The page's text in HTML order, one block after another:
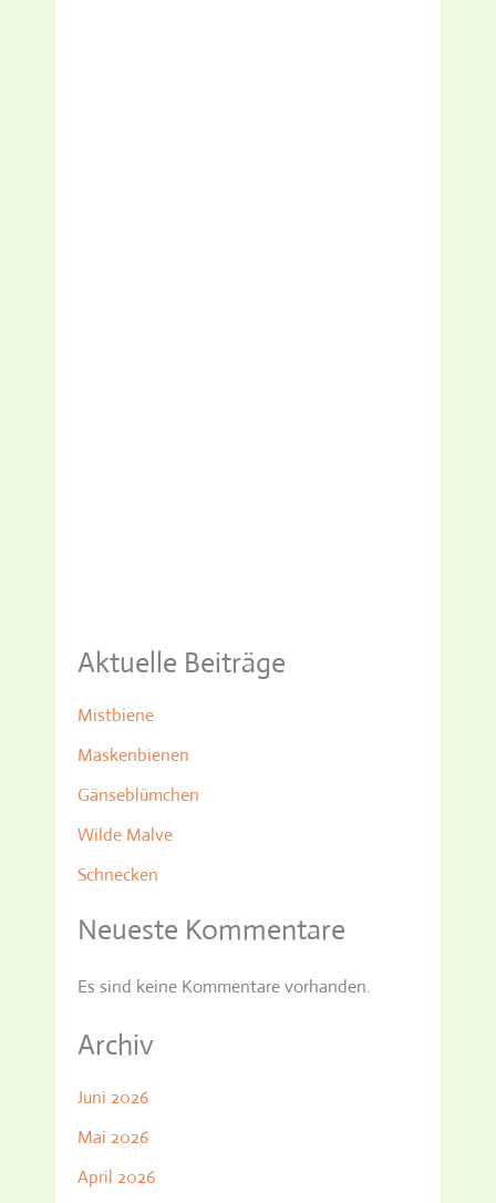
Aktuelle Beiträge
Mistbiene
Maskenbienen
Gänseblümchen
Wilde Malve
Schnecken
Neueste Kommentare
Es sind keine Kommentare vorhanden.
Archiv
Juni 2026
Mai 2026
April 2026